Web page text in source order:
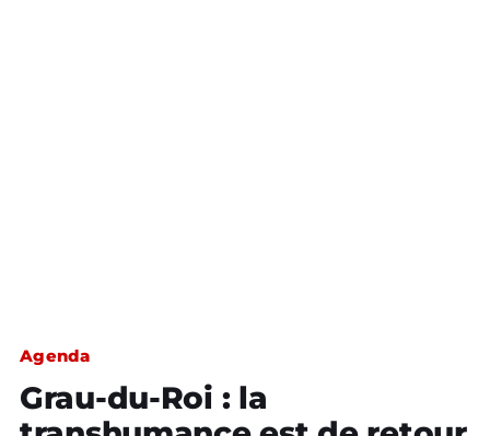
Agenda
Grau-du-Roi : la